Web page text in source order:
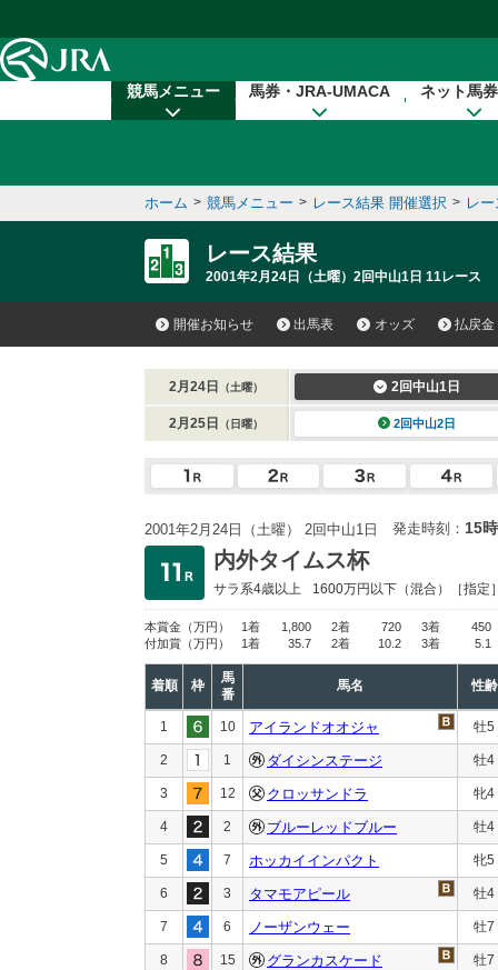
競馬メニュー 馬券・JRA-UMACA ネット馬
ホーム > 競馬メニュー > レース結果 開催選択 > レ
レース結果
2001年2月24日（土曜）2回中山1日 11レース
開催お知らせ 出馬表 オッズ 払戻金
2月24日 （土曜） 2回中山1日
2月25日 （日曜） 2回中山2日
2001年2月24日（土曜） 2回中山1日 発走時刻： 15
内外タイムス杯
サラ系4歳以上 1600万円以下 （混合）［指定
本賞金 （万円） 1着 1,800 2着 720 3着
450
付加賞 （万円） 1着 35.7 2着 10.2 3着 5.1
着順 枠
馬
番
馬名 性齢
1 10 アイランドオオジャ 牡5
2 1 ダイシンステージ 牡4
3 12 クロッサンドラ 牝4
4 2 ブルーレッドブルー 牡4
5 7 ホッカイインパクト 牝5
6 3 タマモアピール 牡4
7 6 ノーザンウェー 牡7
8 15 グランカスケード 牡7